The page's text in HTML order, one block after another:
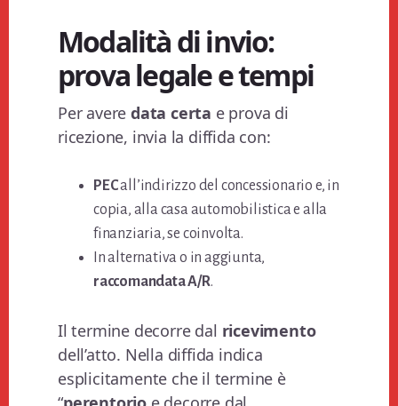
Modalità di invio:
prova legale e tempi
Per averedata certa e prova di
ricezione, invia la diffida con:
PECall’indirizzo del concessionario e, in
copia, alla casa automobilistica e alla
finanziaria, se coinvolta.
In alternativa o in aggiunta,
raccomandata A/R.
Il termine decorre dal ricevimento
dell’atto. Nella diffida indica
esplicitamente che il termine è